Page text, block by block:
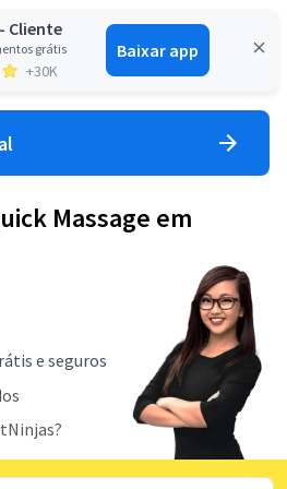
Cliente
grátis
+30K
Baixar app
Entrar
Massage em
e seguros